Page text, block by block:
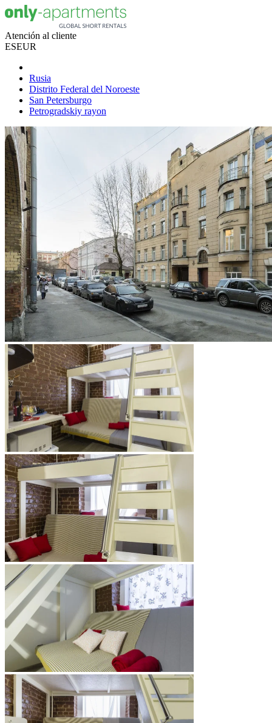
Atención al cliente
ESEUR
Rusia
Distrito Federal del Noroeste
San Petersburgo
Petrogradskiy rayon